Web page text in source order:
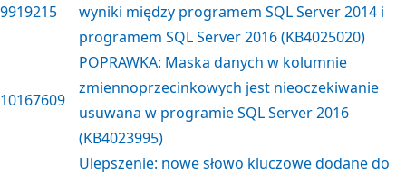
9919215
wyniki między programem SQL Server 2014 i
programem SQL Server 2016 (KB4025020)
10167609
POPRAWKA: Maska danych w kolumnie
zmiennoprzecinkowych jest nieoczekiwanie
usuwana w programie SQL Server 2016
(KB4023995)
Ulepszenie: nowe słowo kluczowe dodane do